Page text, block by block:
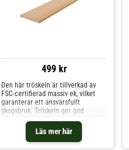
499 kr
Läs mer här
Den här tröskeln är tillverkad av
FSC-certifierad massiv ek, vilket
garanterar ett ansvarsfullt
skogsbruk. Tröskeln ger god
tillgänglighet för personer med
funktionshinder, täcker glipan
mellan golv och dörrkarm samt
möjliggör ventilation under dörren.